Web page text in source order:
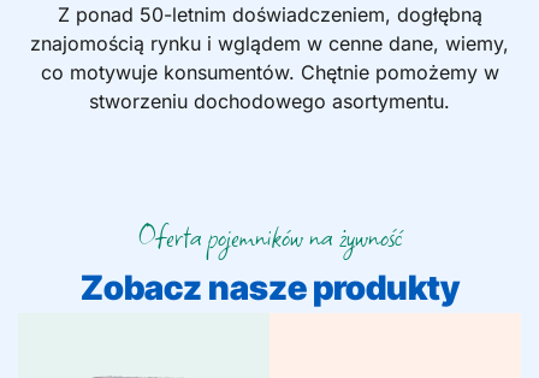
Z ponad 50-letnim doświadczeniem, dogłębną
znajomością rynku i wglądem w cenne dane, wiemy,
co motywuje konsumentów. Chętnie pomożemy w
stworzeniu dochodowego asortymentu.
Oferta pojemników na żywność
Zobacz nasze produkty